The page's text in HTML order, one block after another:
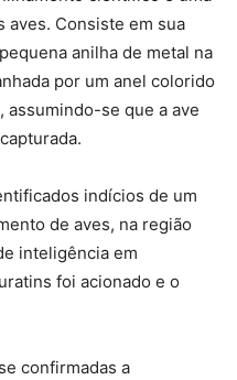
aves. Consiste em sua
anilha de metal na
por um anel colorido
assumindo-se que a ave
indícios de um
de aves, na região
inteligência em
foi acionado e o
confirmadas a